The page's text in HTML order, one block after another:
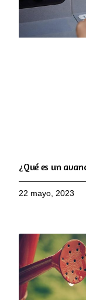
¿Qué es un
22 mayo, 2023